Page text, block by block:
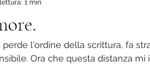
Il mio Altopiano.
1 min
l'ordine della scrittura, fa
Ora che questa distanza mi